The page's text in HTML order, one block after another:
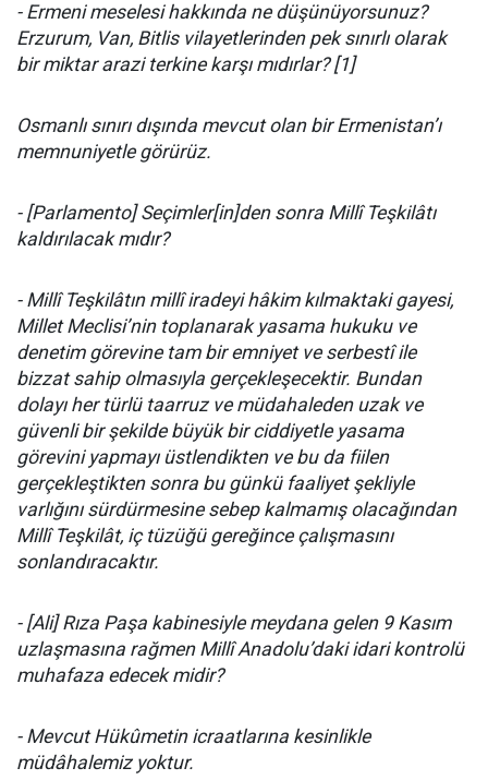
- Ermeni meselesi hakkında ne düşünüyorsunuz?
Erzurum, Van, Bitlis vilayet­lerinden pek sınırlı olarak
bir miktar arazi terkine karşı mıdırlar? [1]
Osmanlı sınırı dışında mevcut olan bir Ermenistan’ı
memnuniyetle görü­rüz.
- [Parlamento] Seçimler[in]den sonra Millî Teşkilâtı
kaldırılacak mıdır?
- Millî Teşkilâtın millî iradeyi hâkim kılmaktaki gayesi,
Millet Mec­lisi’nin toplanarak yasama hukuku ve
denetim görevine tam bir emniyet ve serbestî ile
bizzat sahip olmasıyla gerçekleşecektir. Bundan
dolayı her türlü taarruz ve müdahaleden uzak ve
güvenli bir şekilde büyük bir ciddiyetle yasama
görevini yapmayı üstlendikten ve bu da fiilen
gerçekleştikten sonra bu günkü faaliyet şekliyle
varlığını sürdürmesine sebep kalmamış olacağından
Millî Teşkilât, iç tüzüğü gereğince çalışmasını
sonlandıracaktır.
- [Ali] Rıza Paşa kabinesiyle meydana gelen 9 Kasım
uzlaşmasına rağmen Millî Anadolu’daki idari kontrolü
muhafaza edecek midir?
- Mevcut Hükûmetin icraatlarına kesinlikle
müdâhalemiz yoktur.